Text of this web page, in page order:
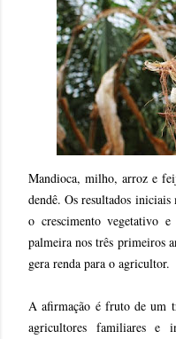
Mandioca, milho, arroz e
dendê. Os resultados
o crescimento vegetativo
palmeira nos três primeiros
gera renda para o agricultor.
A afirmação é fruto de um
agricultores familiares e